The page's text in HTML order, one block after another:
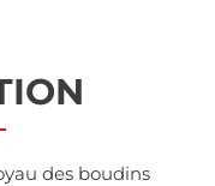
des boudins